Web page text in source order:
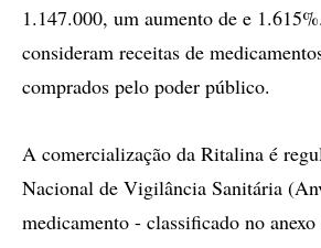
1.147.000, um aumento de e
consideram receitas de
comprados pelo poder público.
A comercialização da Ritalina é
Nacional de Vigilância Sanitária
medicamento - classificado no